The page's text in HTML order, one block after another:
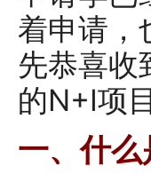
着申请，
先恭喜收
的N+I项目
一、什么